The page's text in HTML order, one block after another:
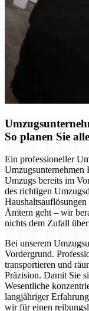
So planen Sie
Ein professioneller
Umzugsunternehmen
Umzugs bereits im
des richtigen
Ämtern geht – wir
nichts dem Zufall
Bei unserem
Vordergrund.
transportieren und
Präzision. Damit Sie
Wesentliche
langjähriger
wir für einen